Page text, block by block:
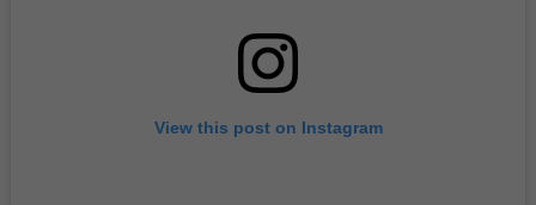
View this post on Instagram